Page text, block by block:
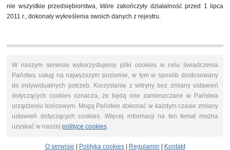
nie wszystkie przedsiębiorstwa, które zakończyły działalność przed 1 lipca
2011 r., dokonały wykreślenia swoich danych z rejestru.
W naszym serwisie wykorzystujemy pliki cookies w celu świadczenia
Państwu usług na najwyższym poziomie, w tym w sposób dostosowany
do indywidualnych potrzeb. Korzystanie z witryny bez zmiany ustawień
dotyczących cookies oznacza, że będą one zamieszczane w Państwa
urządzeniu końcowym. Mogą Państwo dokonać w każdym czasie zmiany
ustawień dotyczących cookies. Więcej informacji na ten temat można
uzyskać w naszej polityce cookies.
O serwisie Polityka cookies Regulamin Kontakt